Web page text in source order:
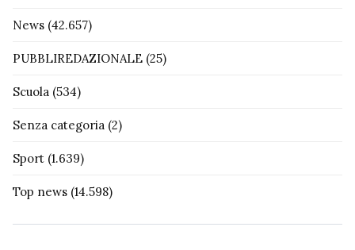
News (42.657)
PUBBLIREDAZIONALE (25)
Scuola (534)
Senza categoria (2)
Sport (1.639)
Top news (14.598)